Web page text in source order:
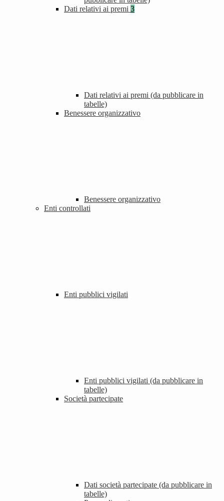
Dati relativi ai premi 3
Dati relativi ai premi (da pubblicare in
tabelle)
Benessere organizzativo
Benessere organizzativo
Enti controllati
Enti pubblici vigilati
Enti pubblici vigilati (da pubblicare in
tabelle)
Società partecipate
Dati società partecipate (da pubblicare in
tabelle)